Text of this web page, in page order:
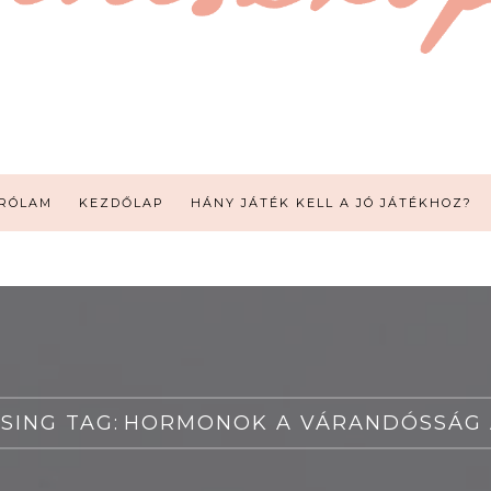
KEZDŐLAP HÁNY JÁTÉK KELL A JÓ JÁTÉKHOZ?
TAG: HORMONOK A VÁRANDÓSSÁG